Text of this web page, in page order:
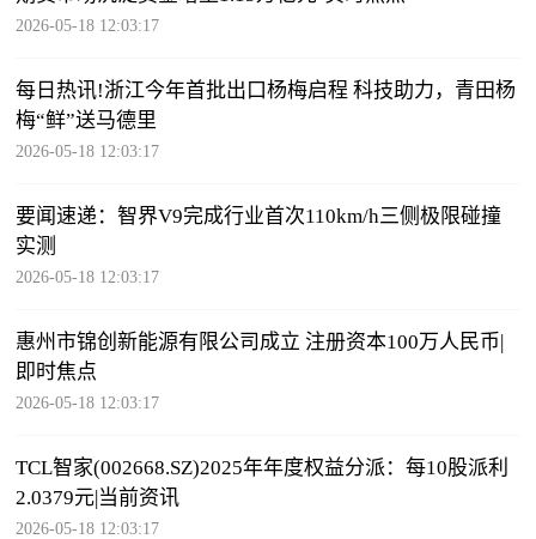
2026-05-18 12:03:17
每日热讯!浙江今年首批出口杨梅启程 科技助力，青田杨
梅“鲜”送马德里
2026-05-18 12:03:17
要闻速递：智界V9完成行业首次110km/h三侧极限碰撞
实测
2026-05-18 12:03:17
惠州市锦创新能源有限公司成立 注册资本100万人民币|
即时焦点
2026-05-18 12:03:17
TCL智家(002668.SZ)2025年年度权益分派：每10股派利
2.0379元|当前资讯
2026-05-18 12:03:17